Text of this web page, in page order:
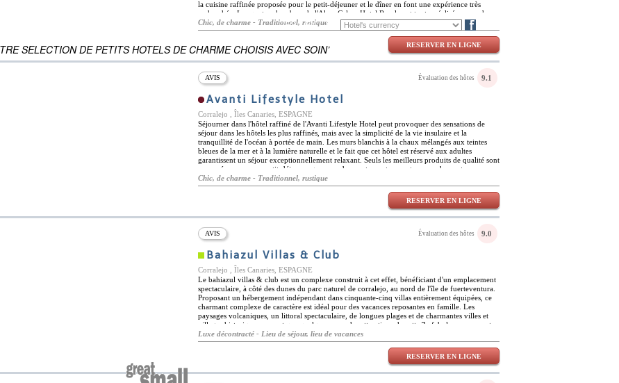
ES EN DE
DU MONDE
SELECTION DE PETITS HOTELS DE CHARME CHOISIS AVEC SOIN’
la cuisine raffinée proposée pour le petit-déjeuner et le dîner en font une expérience très
recherchée. Les quatre chambres de l'Alma Calma Hotel Rural sont toutes réalisées avec des
matériaux et un design respectueux de l'environnement. Ils offrent une expérience
minimaliste tout en conservant élégance et confort grâce à leur décoration et leur mobilier
simples mais complets. La paix se trouve dans toutes les chambres grâce aux vastes
équipements et aux vues sur le jardin et l'océan. L'hôtel est idéalement situé non loin des
principales attractions et sites naturels de Fuerteventura. Les plages de l'île sont parfaites pour
montagne de Tindaya n'est pas loin de l'hôtel offrant une vue imprenable et de nombreux
sentiers de randonnée.
Chic, de charme - Traditionnel, rustique
RESERVER EN LIGNE
AVIS Évaluation des hôtes 9.1
Avanti Lifestyle Hotel
Corralejo , Îles Canaries, ESPAGNE
Séjourner dans l'hôtel raffiné de l'Avanti Lifestyle Hotel peut provoquer des sensations de
séjour dans les hôtels les plus raffinés, mais avec la simplicité de la vie insulaire et la
tranquillité de l'océan à portée de main. Les murs blanchis à la chaux mélangés aux teintes
bleues de la mer et à la lumière naturelle et le fait que cet hôtel est réservé aux adultes
garantissent un séjour exceptionnellement relaxant. Seuls les meilleurs produits de qualité sont
proposés comme un petit-déjeuner gourmand au restaurant ou en terrasse, des senteurs
fraîches et un mobilier raffiné. Les chambres de l'Avanti Lifestyle Hotel continuent de
représenter l'excellence qui se manifeste dans tout l'hôtel à partir des petits détails comme les
salles de bains spacieuses, les draps en coton égyptien et les chambres naturellement
parfumées. Le délicieux petit-déjeuner sur le toit ou dans le solarium peut être apprécié tous
les jours. L'hôtel est parfaitement situé le long de la plage, ce qui en fait un endroit idéal pour
accès à la plongée sous-marine, à la plongée avec tuba et à la planche à voile ainsi qu'à
l'équitation, au vélo et à la randonnée à proximité.
Chic, de charme - Traditionnel, rustique
RESERVER EN LIGNE
AVIS Évaluation des hôtes 9.0
Bahiazul Villas & Club
Corralejo , Îles Canaries, ESPAGNE
Le bahiazul villas & club est un complexe construit à cet effet, bénéficiant d'un emplacement
spectaculaire, à côté des dunes du parc naturel de corralejo, au nord de l'île de fuerteventura.
Proposant un hébergement indépendant dans cinquante-cinq villas entièrement équipées, ce
charmant complexe de caractère est idéal pour des vacances reposantes en famille. Les
paysages volcaniques, un littoral spectaculaire, de longues plages et de charmantes villes et
villages historiques ne sont que quelques-unes des attractions de cette île fabuleuse. souvent
appelé le hawaii de l'europe, le littoral varié offre d'excellentes vagues pour les surfeurs de
tous niveaux. un certain nombre d'activités et d'excursions exclusives sont organisées à partir
du complexe lui-même, notamment l'équitation, la pêche, la plongée sous-marine et la
plongée avec tuba, des excursions sur l'île voisine de Lobos, des excursions en 4x4 et du
paddle-surf. Bien que l'hébergement au bahiazul villas & club soit entièrement indépendant,
Luxe décontracté - Lieu de séjour, lieu de vacances
RESERVER EN LIGNE